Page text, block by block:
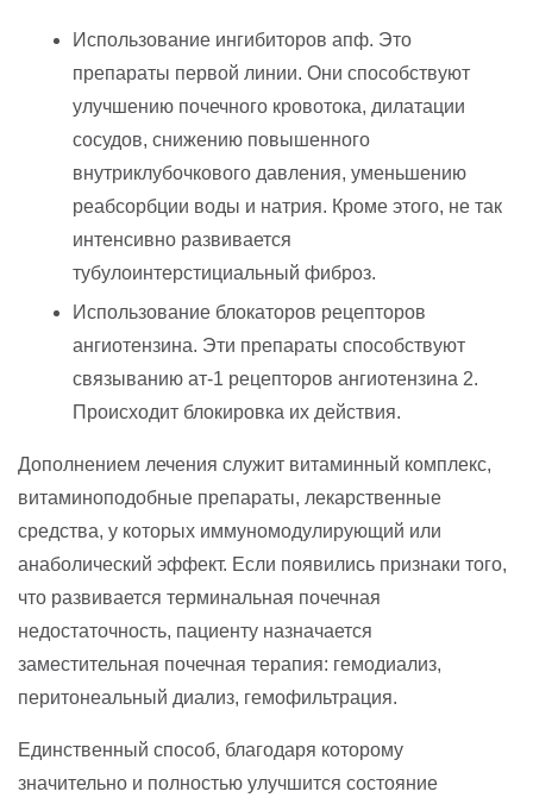
Использование ингибиторов апф. Это
препараты первой линии. Они способствуют
улучшению почечного кровотока, дилатации
сосудов, снижению повышенного
внутриклубочкового давления, уменьшению
реабсорбции воды и натрия. Кроме этого, не так
интенсивно развивается
тубулоинтерстициальный фиброз.
Использование блокаторов рецепторов
ангиотензина. Эти препараты способствуют
связыванию ат-1 рецепторов ангиотензина 2.
Происходит блокировка их действия.
Дополнением лечения служит витаминный комплекс,
витаминоподобные препараты, лекарственные
средства, у которых иммуномодулирующий или
анаболический эффект. Если появились признаки того,
что развивается терминальная почечная
недостаточность, пациенту назначается
заместительная почечная терапия: гемодиализ,
перитонеальный диализ, гемофильтрация.
Единственный способ, благодаря которому
значительно и полностью улучшится состояние